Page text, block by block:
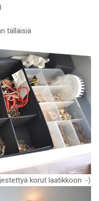
tälläisiä
korut laatikkoon :-)